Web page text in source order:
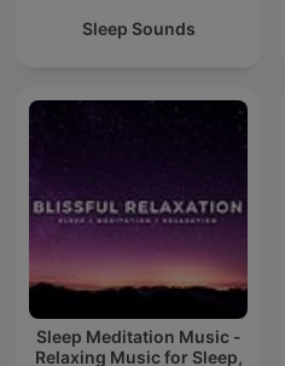
Sleep Sounds
Sleep Meditation Music -
Relaxing Music for Sleep,